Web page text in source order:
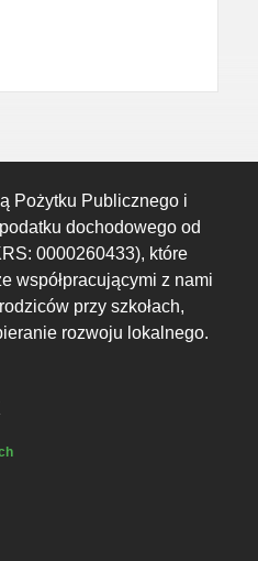
Pożytku Publicznego i
dochodowego od
0000260433), które
współpracującymi z nami
przy szkołach,
rozwoju lokalnego.